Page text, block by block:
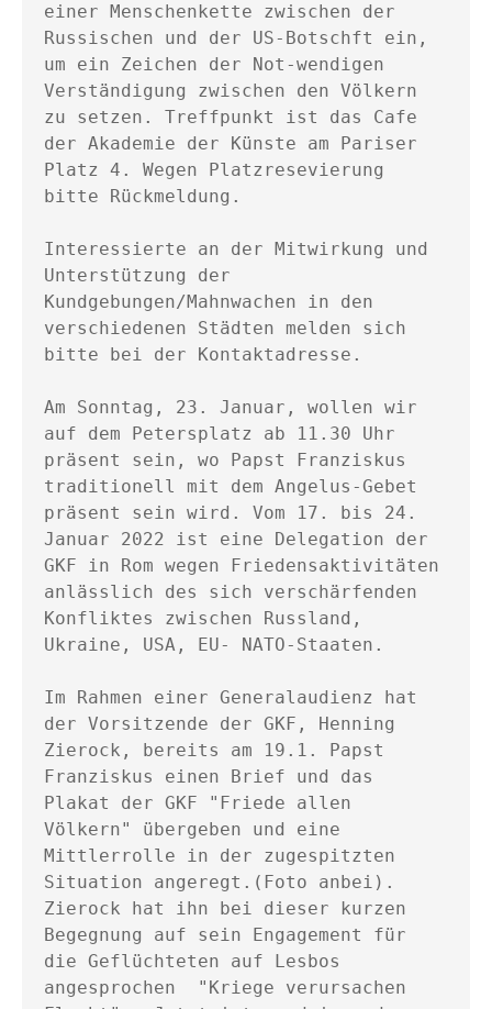
einer Menschenkette zwischen der
Russischen und der US-Botschft ein,
um ein Zeichen der Not-wendigen
Verständigung zwischen den Völkern
zu setzen. Treffpunkt ist das Cafe
der Akademie der Künste am Pariser
Platz 4. Wegen Platzresevierung
bitte Rückmeldung.
Interessierte an der Mitwirkung und
Unterstützung der
Kundgebungen/Mahnwachen in den
verschiedenen Städten melden sich
bitte bei der Kontaktadresse.
Am Sonntag, 23. Januar, wollen wir
auf dem Petersplatz ab 11.30 Uhr
präsent sein, wo Papst Franziskus
traditionell mit dem Angelus-Gebet
präsent sein wird. Vom 17. bis 24.
Januar 2022 ist eine Delegation der
GKF in Rom wegen Friedensaktivitäten
anlässlich des sich verschärfenden
Konfliktes zwischen Russland,
Ukraine, USA, EU- NATO-Staaten.
Im Rahmen einer Generalaudienz hat
der Vorsitzende der GKF, Henning
Zierock, bereits am 19.1. Papst
Franziskus einen Brief und das
Plakat der GKF "Friede allen
Völkern" übergeben und eine
Mittlerrolle in der zugespitzten
Situation angeregt.(Foto anbei).
Zierock hat ihn bei dieser kurzen
Begegnung auf sein Engagement für
die Geflüchteten auf Lesbos
angesprochen  "Kriege verursachen